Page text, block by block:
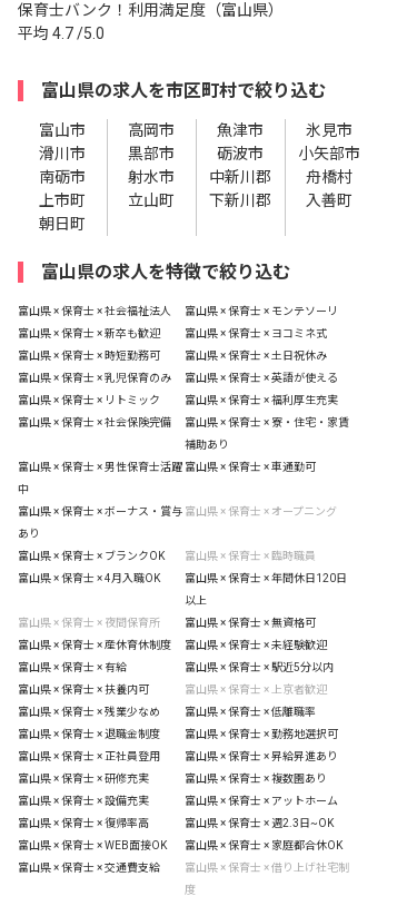
保育士バンク！利用満足度（富山県）
平均 4.7/5.0
富山県の求人を市区町村で絞り込む
富山市 高岡市 魚津市
氷見市
滑川市
黒部市 砺波市
小矢部市
南砺市
射水市 中新川郡
舟橋村
上市町
立山町 下新川郡
入善町
朝日町
富山県の求人を特徴で絞り込む
富山県 × 保育士 × 社会福祉法人
富山県 × 保育士 × モンテソーリ
富山県 × 保育士 × 新卒も歓迎
富山県 × 保育士 × ヨコミネ式
富山県 × 保育士 × 時短勤務可
富山県 × 保育士 × 土日祝休み
富山県 × 保育士 × 乳児保育のみ
富山県 × 保育士 × 英語が使える
富山県 × 保育士 × リトミック
富山県 × 保育士 × 福利厚生充実
富山県 × 保育士 × 社会保険完備
富山県 × 保育士 × 寮・住宅・家賃
補助あり
富山県 × 保育士 × 男性保育士活躍
中
富山県 × 保育士 × 車通勤可
富山県 × 保育士 × ボーナス・賞与
あり
富山県 × 保育士 × オープニング
富山県 × 保育士 × ブランクOK
富山県 × 保育士 × 臨時職員
富山県 × 保育士 × 4月入職OK
富山県 × 保育士 × 年間休日120日
以上
富山県 × 保育士 × 夜間保育所
富山県 × 保育士 × 無資格可
富山県 × 保育士 × 産休育休制度
富山県 × 保育士 × 未経験歓迎
富山県 × 保育士 × 有給
富山県 × 保育士 × 駅近5分以内
富山県 × 保育士 × 扶養内可
富山県 × 保育士 × 上京者歓迎
富山県 × 保育士 × 残業少なめ
富山県 × 保育士 × 低離職率
富山県 × 保育士 × 退職金制度
富山県 × 保育士 × 勤務地選択可
富山県 × 保育士 × 正社員登用
富山県 × 保育士 × 昇給昇進あり
富山県 × 保育士 × 研修充実
富山県 × 保育士 × 複数園あり
富山県 × 保育士 × 設備充実
富山県 × 保育士 × アットホーム
富山県 × 保育士 × 復帰率高
富山県 × 保育士 × 週2.3日~OK
富山県 × 保育士 × WEB面接OK
富山県 × 保育士 × 家庭都合休OK
富山県 × 保育士 × 交通費支給
富山県 × 保育士 × 借り上げ社宅制
度